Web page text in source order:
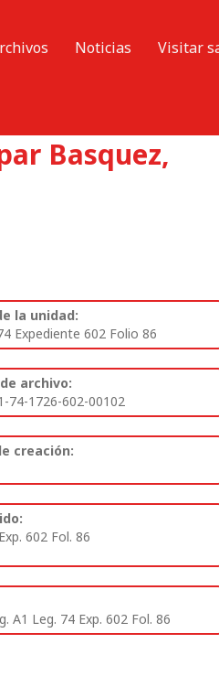
Noticias
Visitar
Basquez,
la unidad:
Expediente 602 Folio 86
archivo:
74-1726-602-00102
creación:
602 Fol. 86
A1 Leg. 74 Exp. 602 Fol. 86